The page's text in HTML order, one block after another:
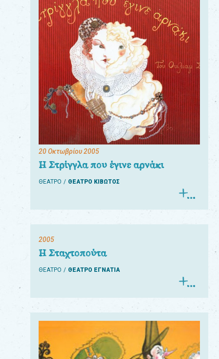
20 Οκτωβρίου 2005
Η Στρίγγλα που έγινε αρνάκι
ΘΕΑΤΡΟ ΘΕΑΤΡΟ ΚΙΒΩΤΟΣ
2005
Η Σταχτοπούτα
ΘΕΑΤΡΟ ΘΕΑΤΡΟ ΕΓΝΑΤΙΑ